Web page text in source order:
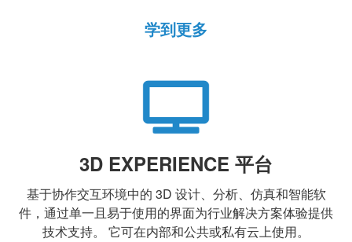
学到更多
3D EXPERIENCE 平台
基于协作交互环境中的 3D 设计、分析、仿真和智能软
件，通过单一且易于使用的界面为行业解决方案体验提供
技术支持。 它可在内部和公共或私有云上使用。